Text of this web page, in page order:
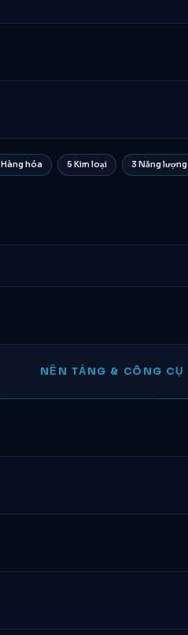
Hàng hóa 5 Kim loại 3 Năng lượng
NỀN TẢNG & CÔNG CỤ